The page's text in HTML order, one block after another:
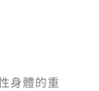
身體的重